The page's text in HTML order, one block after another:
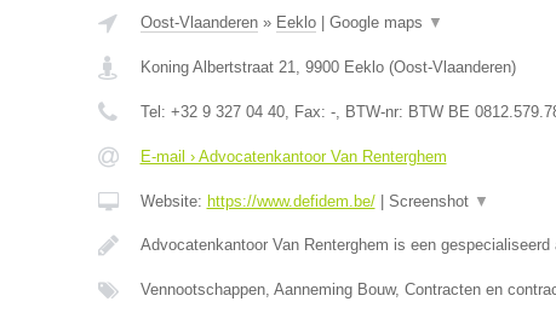
Oost-Vlaanderen» Eeklo| Google maps ▼
Koning Albertstraat 21, 9900 Eeklo(Oost-Vlaanderen)
Tel: +32 9 327 04 40, Fax: -, BTW-nr: BTW BE
E-mail › Advocatenkantoor Van Renterghem
Website: https://www.defidem.be/| Screenshot ▼
Advocatenkantoor Van Renterghem is een
Vennootschappen, Aanneming Bouw, Contracten en